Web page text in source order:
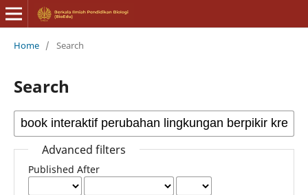
Home / Search
Search
Advanced filters
Published After